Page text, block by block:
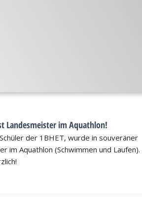
Landesmeister im Aquathlon!
der 1BHET, wurde in souveräner
im Aquathlon (Schwimmen und Laufen).